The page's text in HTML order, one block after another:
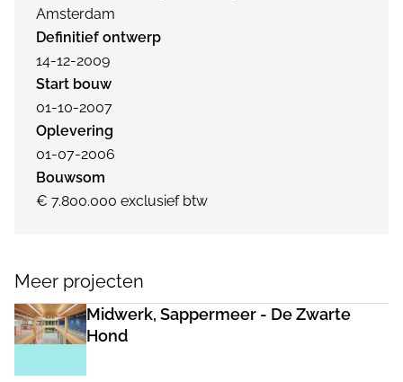
Amsterdam
Definitief ontwerp
14-12-2009
Start bouw
01-10-2007
Oplevering
01-07-2006
Bouwsom
€ 7.800.000 exclusief btw
Meer projecten
Midwerk, Sappermeer - De Zwarte
Hond